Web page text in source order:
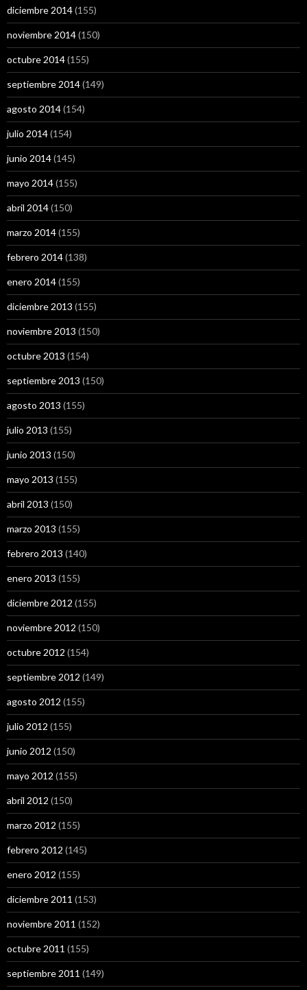
diciembre 2014(155)
noviembre 2014(150)
octubre 2014(155)
septiembre 2014(149)
agosto 2014(154)
julio 2014(154)
junio 2014(145)
mayo 2014(155)
abril 2014(150)
marzo 2014(155)
febrero 2014(138)
enero 2014(155)
diciembre 2013 (155)
noviembre 2013 (150)
octubre 2013 (154)
septiembre 2013 (150)
agosto 2013 (155)
julio 2013 (155)
junio 2013 (150)
mayo 2013 (155)
abril 2013 (150)
marzo 2013 (155)
febrero 2013 (140)
enero 2013 (155)
diciembre 2012 (155)
noviembre 2012 (150)
octubre 2012 (154)
septiembre 2012 (149)
agosto 2012 (155)
julio 2012 (155)
junio 2012 (150)
mayo 2012 (155)
abril 2012 (150)
marzo 2012 (155)
febrero 2012 (145)
enero 2012 (155)
diciembre 2011 (153)
noviembre 2011 (152)
octubre 2011 (155)
septiembre 2011 (149)